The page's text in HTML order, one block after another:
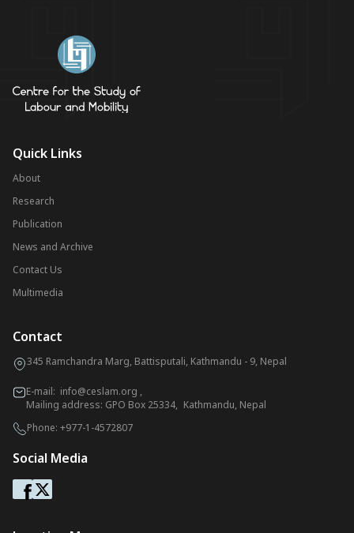
Quick Links
About
Research
Publication
News and Archive
Contact Us
Multimedia
Contact
345 Ramchandra Marg, Battisputali, Kathmandu - 9, Nepal
E-mail: info@ceslam.org ,
Mailing address: GPO Box 25334, Kathmandu, Nepal
Phone: +977-1-4572807
Social Media